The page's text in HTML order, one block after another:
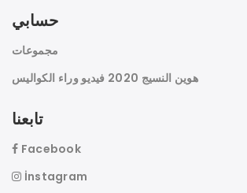
حسابي
مجموعات
هوين النسيج 2020 فيديو وراء الكواليس
تابعنا
Facebook
İnstagram